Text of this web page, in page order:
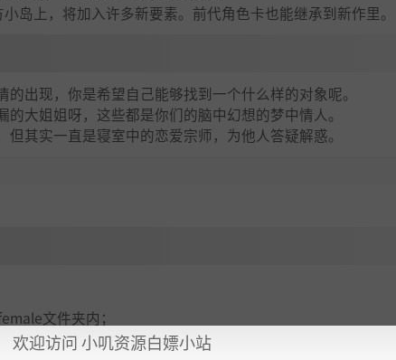
岛上，将加入许多新要素。前代角色卡也能继承到新作里。
出现，你是希望自己能够找到一个什么样的对象呢。
大姐姐呀，这些都是你们的脑中幻想的梦中情人。
其实一直是寝室中的恋爱宗师，为他人答疑解惑。
文件夹内；
欢迎访问 小叽资源白嫖小站